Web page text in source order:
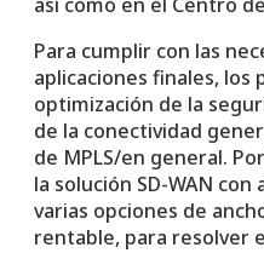
Para cumplir con las
aplicaciones finales, los
optimización de la
de la conectividad
de MPLS/en general.
la solución SD-WAN
varias opciones de
rentable, para resolver